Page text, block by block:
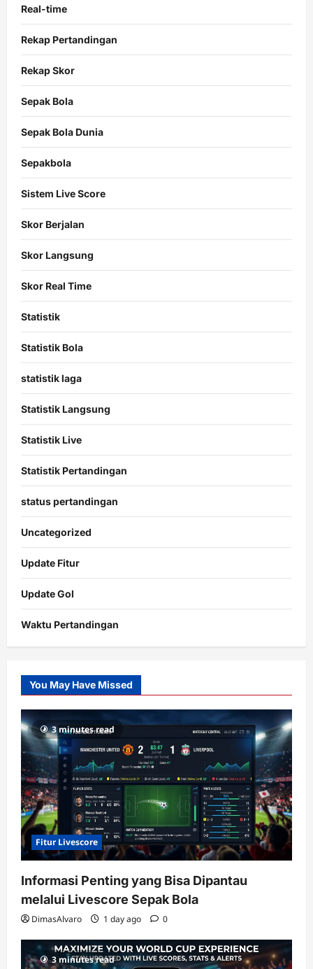
Real-time
Rekap Pertandingan
Rekap Skor
Sepak Bola
Sepak Bola Dunia
Sepakbola
Sistem Live Score
Skor Berjalan
Skor Langsung
Skor Real Time
Statistik
Statistik Bola
statistik laga
Statistik Langsung
Statistik Live
Statistik Pertandingan
status pertandingan
Uncategorized
Update Fitur
Update Gol
Waktu Pertandingan
Slot
Gacor
RTP
terupdate
You May Have Missed
3 minutes read
Fitur Livescore
Informasi Penting yang Bisa Dipantau
melalui Livescore Sepak Bola
DimasAlvaro 1 day ago 0
3 minutes read